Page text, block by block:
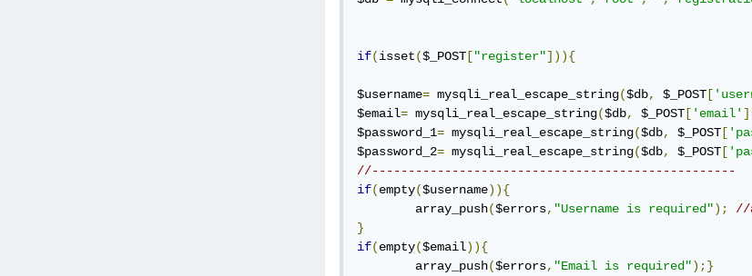
if(isset($_POST ["register"])){
$username= mysqli_real_escape_string($db, $_POST [
$email= mysqli_real_escape_string($db, $_POST [ 'email'
$password_1= mysqli_real_escape_string($db, $_POST [
$password_2= mysqli_real_escape_string($db, $_POST [
//--------------------------------------------------
if(empty($username)){
	array_push
($errors, "Username is required");
//
}
if(empty($email)){
	array_push
($errors, "Email is required");}